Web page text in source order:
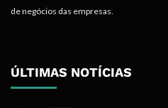
de negócios das empresas.
ÚLTIMAS NOTÍCIAS